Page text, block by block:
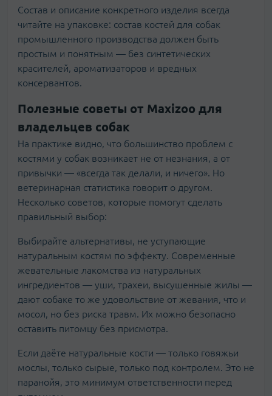
Состав и описание конкретного изделия всегда
читайте на упаковке: состав костей для собак
промышленного производства должен быть
простым и понятным — без синтетических
красителей, ароматизаторов и вредных
консервантов.
Полезные советы от Maxizoo для
владельцев собак
На практике видно, что большинство проблем с
костями у собак возникает не от незнания, а от
привычки — «всегда так делали, и ничего». Но
ветеринарная статистика говорит о другом.
Несколько советов, которые помогут сделать
правильный выбор:
Выбирайте альтернативы, не уступающие
натуральным костям по эффекту. Современные
жевательные лакомства из натуральных
ингредиентов — уши, трахеи, высушенные жилы —
дают собаке то же удовольствие от жевания, что и
мосол, но без риска травм. Их можно безопасно
оставить питомцу без присмотра.
Если даёте натуральные кости — только говяжьи
мослы, только сырые, только под контролем. Это не
паранойя, это минимум ответственности перед